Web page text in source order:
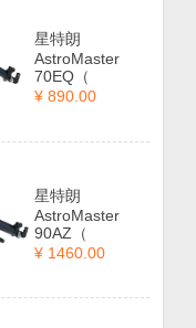
星特朗
AstroMaster
70EQ（
¥ 890.00
星特朗
AstroMaster
90AZ（
¥ 1460.00